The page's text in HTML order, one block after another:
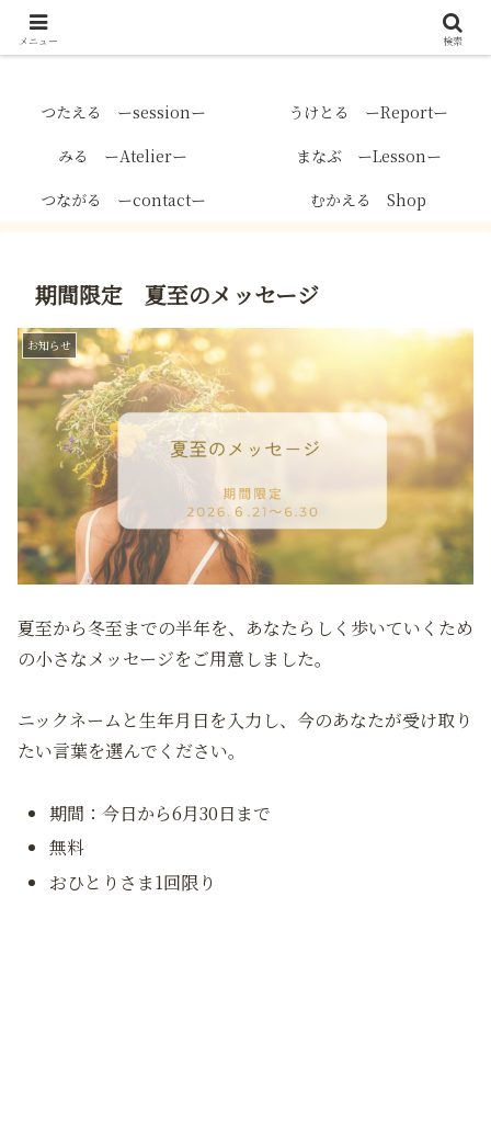
つたえる ーsessionー
うけとる ーReportー
みる ーAtelierー
まなぶ ーLessonー
つながる ーcontactー
むかえる Shop
期間限定 夏至のメッセージ
お知らせ
夏至から冬至までの半年を、あなたらしく歩いていくため
の小さなメッセージをご用意しました。
ニックネームと生年月日を入力し、今のあなたが受け取り
たい言葉を選んでください。
期間：今日から6月30日まで
無料
おひとりさま1回限り
メニュー 検索